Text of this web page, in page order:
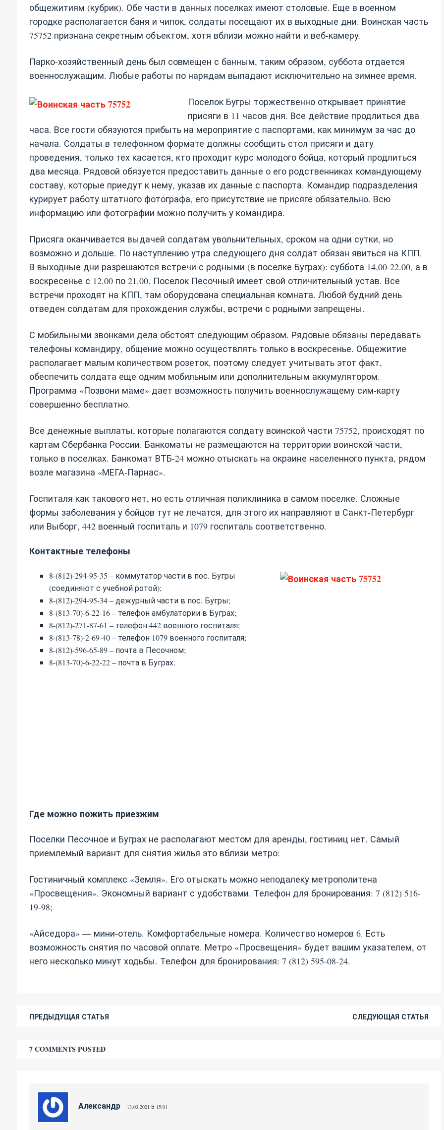
общежитиям (кубрик). Обе части в данных поселках имеют столовые. Еще в военном
городке располагается баня и чипок, солдаты посещают их в выходные дни. Воинская часть
75752 признана секретным объектом, хотя вблизи можно найти и веб-камеру.
Парко-хозяйственный день был совмещен с банным, таким образом, суббота отдается
военнослужащим. Любые работы по нарядам выпадают исключительно на зимнее время.
Поселок Бугры торжественно открывает принятие
присяги в 11 часов дня. Все действие продлиться два
часа. Все гости обязуются прибыть на мероприятие с паспортами, как минимум за час до
начала. Солдаты в телефонном формате должны сообщить стол присяги и дату
проведения, только тех касается, кто проходит курс молодого бойца, который продлиться
два месяца. Рядовой обязуется предоставить данные о его родственниках командующему
составу, которые приедут к нему, указав их данные с паспорта. Командир подразделения
курирует работу штатного фотографа, его присутствие не присяге обязательно. Всю
информацию или фотографии можно получить у командира.
Присяга оканчивается выдачей солдатам увольнительных, сроком на одни сутки, но
возможно и дольше. По наступлению утра следующего дня солдат обязан явиться на КПП.
В выходные дни разрешаются встречи с родными (в поселке Буграх): суббота 14.00-22.00, а в
воскресенье с 12.00 по 21.00. Поселок Песочный имеет свой отличительный устав. Все
встречи проходят на КПП, там оборудована специальная комната. Любой будний день
отведен солдатам для прохождения службы, встречи с родными запрещены.
С мобильными звонками дела обстоят следующим образом. Рядовые обязаны передавать
телефоны командиру, общение можно осуществлять только в воскресенье. Общежитие
располагает малым количеством розеток, поэтому следует учитывать этот факт,
обеспечить солдата еще одним мобильным или дополнительным аккумулятором.
Программа «Позвони маме» дает возможность получить военнослужащему сим-карту
совершенно бесплатно.
Все денежные выплаты, которые полагаются солдату воинской части 75752, происходят по
картам Сбербанка России. Банкоматы не размещаются на территории воинской части,
только в поселках. Банкомат ВТБ-24 можно отыскать на окраине населенного пункта, рядом
возле магазина «МЕГА-Парнас».
Госпиталя как такового нет, но есть отличная поликлиника в самом поселке. Сложные
формы заболевания у бойцов тут не лечатся, для этого их направляют в Санкт-Петербург
или Выборг, 442 военный госпиталь и 1079 госпиталь соответственно.
Контактные телефоны
8-(812)-294-95-35 – коммутатор части в пос. Бугры
(соединяют с учебной ротой);
8-(812)-294-95-34 – дежурный части в пос. Бугры;
8-(813-70)-6-22-16 – телефон амбулатории в Буграх;
8-(812)-271-87-61 – телефон 442 военного госпиталя;
8-(813-78)-2-69-40 – телефон 1079 военного госпиталя;
8-(812)-596-65-89 – почта в Песочном;
8-(813-70)-6-22-22 – почта в Буграх.
Где можно пожить приезжим
Поселки Песочное и Буграх не располагают местом для аренды, гостиниц нет. Самый
приемлемый вариант для снятия жилья это вблизи метро:
Гостиничный комплекс «Земля». Его отыскать можно неподалеку метрополитена
«Просвещения». Экономный вариант с удобствами. Телефон для бронирования: 7 (812) 516-
19-98;
«Айседора» — мини-отель. Комфортабельные номера. Количество номеров 6. Есть
возможность снятия по часовой оплате. Метро «Просвещения» будет вашим указателем, от
него несколько минут ходьбы. Телефон для бронирования: 7 (812) 595-08-24.
ПРЕДЫДУЩАЯ СТАТЬЯ СЛЕДУЮЩАЯ СТАТЬЯ
7 COMMENTS POSTED
Александр 13.03.2021 В 15:01